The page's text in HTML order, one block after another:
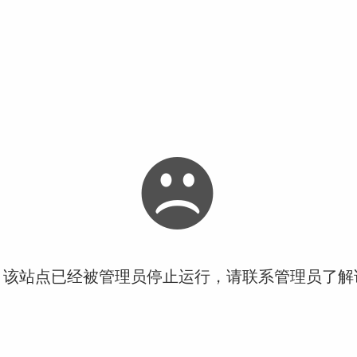
站点已经被管理员停止运行，请联系管理员了